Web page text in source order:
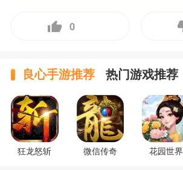
0
良心手游推荐 热门游戏推荐
狂龙怒斩 微信传奇 花园世界